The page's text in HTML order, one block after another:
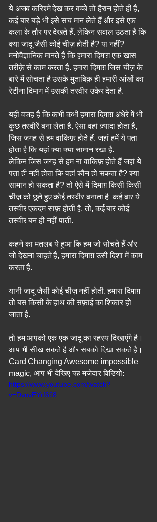
ये अजब करिश्मे देख कर बच्चे तो हैरान होते ही हैं,
कई बार बड़े भी इसे सच मान लेते हैं और इसे एक
कला के तौर पर देखते हैं. लेकिन सवाल उठता है कि
क्या जादू जैसी कोई चीज़ होती है? या नहीं?
मनोवैज्ञानिक मानते हैं कि हमारा दिमाग़ एक खास
तरीक़े से काम करता है. हमारा दिमाग़ जिस चीज़ के
बारे में सोचता है उसके मुताबिक़ ही हमारी आंखों का
रेटीना दिमाग में उसकी तस्वीर उकेर देता है.
यही वजह है कि कभी कभी हमारा दिमाग़ अंधेरे में भी
कुछ तस्वीरें बना लेता है. ऐसा वहां ज़्यादा होता है,
जिस जगह से हम वाकिफ़ होते हैं. जहां हमें ये पता
होता है कि यहां क्या क्या सामान रखा है.
लेकिन जिस जगह से हम ना वाकिफ़ होते हैं जहां ये
पता ही नहीं होता कि वहां कौन हो सकता है? क्या
सामान हो सकता है? तो ऐसे में दिमाग़ किसी किसी
चीज़ को छूते हुए कोई तस्वीर बनाता है. कई बार ये
तस्वीर एकदम साफ़ होती है. तो, कई बार कोई
तस्वीर बन ही नहीं पाती.
कहने का मतलब ये हुआ कि हम जो सोचते हैं और
जो देखना चाहते हैं, हमारा दिमाग़ उसी दिशा में काम
करता है.
यानी जादू जैसी कोई चीज़ नहीं होती. हमारा दिमाग़
तो बस किसी के हाथ की सफ़ाई का शिकार हो
जाता है.
तो हम आपको एक एक जादू का रहस्य दिखाएंगे है।
आप भी सीख सकते है और सबको दिखा सकते है।
Card Changing Awesome impossible
magic, आप भी देखिए यह मजेदार विडियो:
https://www.youtube.com/watch?
v=DvuvEYrf698